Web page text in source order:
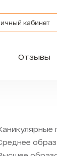
кабинет
Отзывы